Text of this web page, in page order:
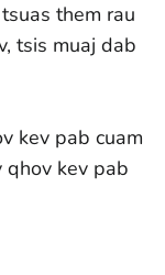
them rau
tsis muaj dab
kev pab cuam
qhov kev pab